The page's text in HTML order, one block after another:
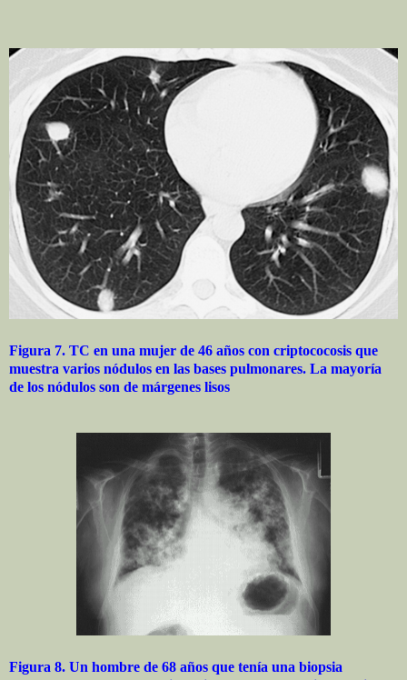
Figura 7. TC en una mujer de 46 años con criptococosis que
muestra varios nódulos en las bases pulmonares. La mayoría
de los nódulos son de márgenes lisos
Figura 8. Un hombre de 68 años que tenía una biopsia